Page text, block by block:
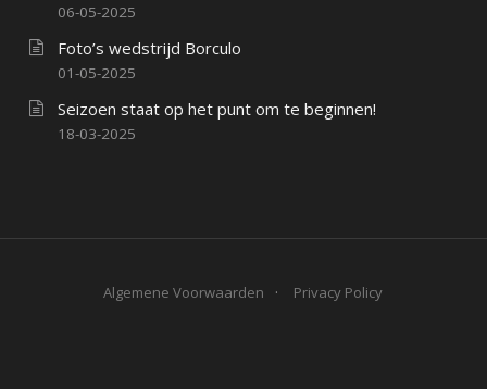
06-05-2025
Foto’s wedstrijd Borculo
01-05-2025
Seizoen staat op het punt om te beginnen!
18-03-2025
Algemene Voorwaarden Privacy Policy